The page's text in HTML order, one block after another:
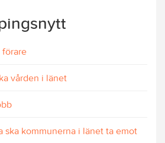
förare
vården i länet
ska kommunerna i länet ta emot